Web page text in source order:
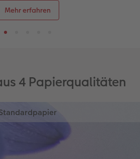
Mehr erfahren
4 Papierqualitäten